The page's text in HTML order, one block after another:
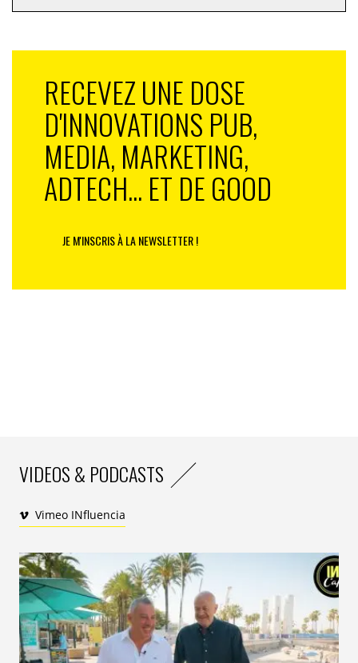
RECEVEZ UNE DOSE
D'INNOVATIONS PUB,
MEDIA, MARKETING,
ADTECH... ET DE GOOD
JE M'INSCRIS À LA NEWSLETTER !
VIDEOS & PODCASTS
Vimeo INfluencia